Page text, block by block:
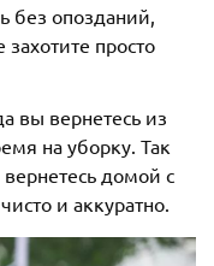
без опозданий,
просто
вы вернетесь из
на уборку. Так
домой с
и аккуратно.